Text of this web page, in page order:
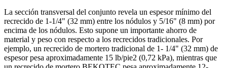
La sección transversal del conjunto revela un espesor mínimo del
recrecido de 1-1/4" (32 mm) entre los nódulos y 5/16" (8 mm) por
encima de los nódulos. Esto supone un importante ahorro de
material y peso con respecto a los recrecidos tradicionales. Por
ejemplo, un recrecido de mortero tradicional de 1- 1/4" (32 mm) de
espesor pesa aproximadamente 15 lb/pie2 (0,72 kPa), mientras que